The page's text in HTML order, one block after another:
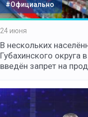
#Официально
24 июня
В нескольких
Губахинского округа
введён запрет на